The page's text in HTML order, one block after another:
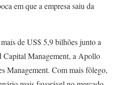
em que a empresa saiu da
de US$ 5,9 bilhões junto a
Capital Management, a Apollo
Management. Com mais fôlego,